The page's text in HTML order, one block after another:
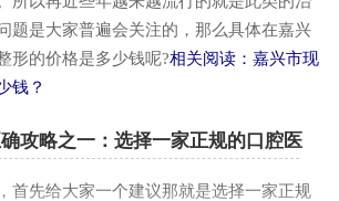
题是大家普遍会关注的，那么具体在嘉兴
形的价格是多少钱呢?相关阅读： 嘉兴市现
钱？
攻略之一：选择一家正规的口腔医
先给大家一个建议那就是选择一家正规